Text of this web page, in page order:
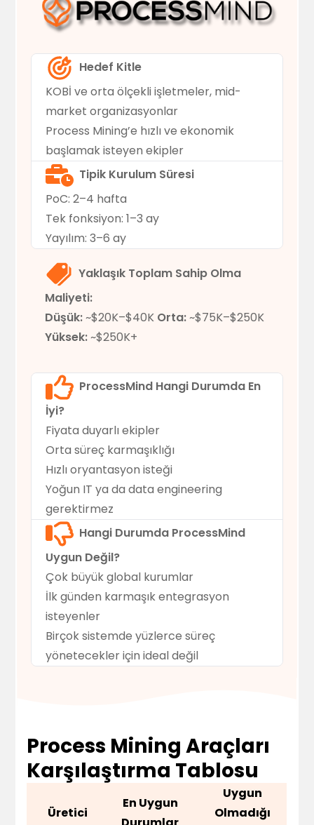
Hedef Kitle
KOBİ ve orta ölçekli işletmeler, mid-
market organizasyonlar
Process Mining’e hızlı ve ekonomik
başlamak isteyen ekipler
Tipik Kurulum Süresi
PoC: 2–4 hafta
Tek fonksiyon: 1–3 ay
Yayılım: 3–6 ay
Yaklaşık Toplam Sahip Olma
Maliyeti:
Düşük:~$20K–$40K Orta:~$75K–$250K
Yüksek:~$250K+
ProcessMind Hangi Durumda En
İyi?
Fiyata duyarlı ekipler
Orta süreç karmaşıklığı
Hızlı oryantasyon isteği
Yoğun IT ya da data engineering
gerektirmez
Hangi Durumda ProcessMind
Uygun Değil?
Çok büyük global kurumlar
İlk günden karmaşık entegrasyon
isteyenler
Birçok sistemde yüzlerce süreç
yönetecekler için ideal değil
Process Mining Araçları
Karşılaştırma Tablosu
Üretici
En Uygun
Uygun
Olmadığı